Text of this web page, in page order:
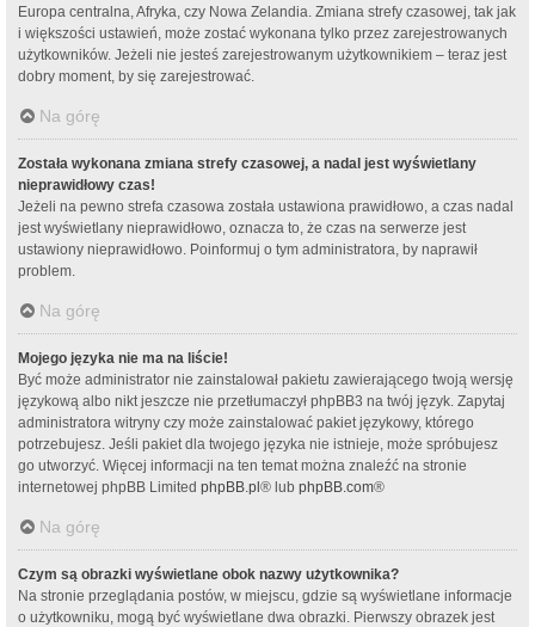
Europa centralna, Afryka, czy Nowa Zelandia. Zmiana strefy czasowej, tak jak
i większości ustawień, może zostać wykonana tylko przez zarejestrowanych
użytkowników. Jeżeli nie jesteś zarejestrowanym użytkownikiem – teraz jest
dobry moment, by się zarejestrować.
Na górę
Została wykonana zmiana strefy czasowej, a nadal jest wyświetlany
nieprawidłowy czas!
Jeżeli na pewno strefa czasowa została ustawiona prawidłowo, a czas nadal
jest wyświetlany nieprawidłowo, oznacza to, że czas na serwerze jest
ustawiony nieprawidłowo. Poinformuj o tym administratora, by naprawił
problem.
Na górę
Mojego języka nie ma na liście!
Być może administrator nie zainstalował pakietu zawierającego twoją wersję
językową albo nikt jeszcze nie przetłumaczył phpBB3 na twój język. Zapytaj
administratora witryny czy może zainstalować pakiet językowy, którego
potrzebujesz. Jeśli pakiet dla twojego języka nie istnieje, może spróbujesz
go utworzyć. Więcej informacji na ten temat można znaleźć na stronie
internetowej phpBB Limited phpBB.pl® lub phpBB.com®
Na górę
Czym są obrazki wyświetlane obok nazwy użytkownika?
Na stronie przeglądania postów, w miejscu, gdzie są wyświetlane informacje
o użytkowniku, mogą być wyświetlane dwa obrazki. Pierwszy obrazek jest